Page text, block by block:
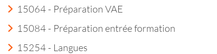
15064 - Préparation VAE
15084 - Préparation entrée formation
15254 - Langues